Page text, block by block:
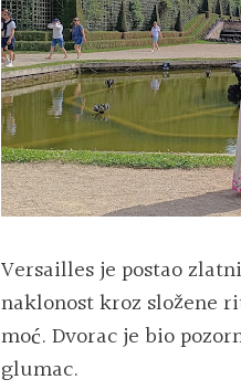
Versailles je postao
naklonost kroz složene
moć. Dvorac je bio
glumac.